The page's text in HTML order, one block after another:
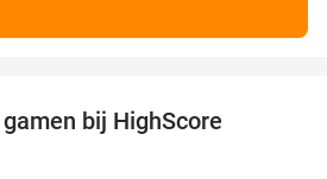
bij HighScore